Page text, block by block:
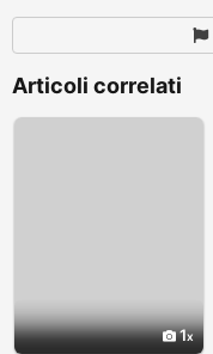
Articoli correlati
1